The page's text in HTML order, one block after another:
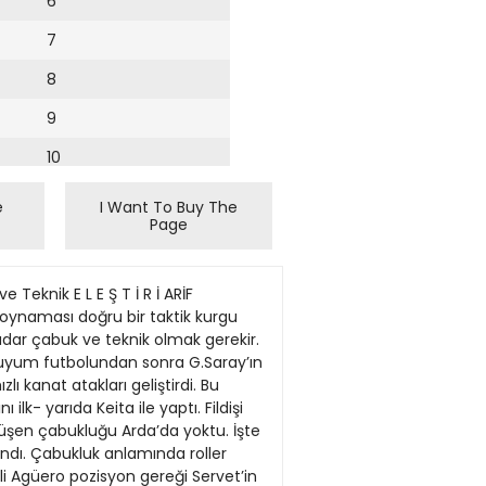
7
8
9
10
14
15
16
17
18
I Want To Buy The
Page
hakeme takıldı G.Saray-A.Madrid maçõnda orta hakem Gianluca Rocchi ve çizgi hakemi Massimiliano Saccani maç boyunca ‘skandal’ denilecek kararlara imza attõ. İtalyan hakemler, 90 dakika süresince kararlarõnõ temsilcimizin aleyhine vererek Sarõ - Kõrmõzõlõ tribünleri, futbolcularõ ve teknik heyeti çõlgõna çevirdi. 79. dakikada A.Madridli Perea’nõn ceza sahasõnda içinde topa elle dokunduğunu göremeyen çizgi hakemi Saccani, pozisyonun içinde olan Caner ve Arda’dan büyük tepki gördü. Perea’nõn oyunda atõlmasõ ve kõrmõzõ kart görmesi gereken pozisyonu es geçen orta hakem Gianluca Rocchi, iki dakika sonra Caner’in rakibine yaptõğõ faul sonrasõ tereddütsüz bir şekilde genç oyuncuya 2. sarõ kartõ göstererek oyundan attõ. Ayrõca maç boyunca sert oynamalarõna karşõn tek bir A.Madridli oyuncunun bile sarõ kart görmemesi, hakemlerin taraflõ bir tutum içinde olduğunu gözler önüne serdi. G.Saray Teknik Direktörü Rijkaard, dün gece verilen kararlar sonrasõ çõlgõna dönerek önce sahaya girdi, sonra da hakemlere büyük tepki gösterdi. Rijkaard, “Penaltı olayı maçın kırılma anıydı. Oraya resmi bir çizgi hakemi koyuyorsunuz, iki metreden pozisyonu göremiyor. Ya görmedi, ya da görmek istemedi. Daha önceki maçımızda gol attık, çizgi hakemi golü vermedi. Artık bu tip pozisyonları görmesi gerekiyordu. Ne yazık ki genel kararlarına bakıldığında, hep bizim aleyhimizeydi. Kafasında şüphe olduğu zaman aleyhimize karar verdi. Bahaneler üretmeyi sevmem. İkinci yarıda bazı oyuncularda yorgunluktan düşüş oldu. Kırılma noktasına geldiğimizde ise penaltımız verilmedi ve maç böyle oldu” dedi. İkinci Başkan Mehmet Helvacı, “Üzgünüz. Bunun temel nedenlerinden biri de futbol adına, çünkü takımımız kötü değildi. Maalesef kötü maç yöneten bir hakem vardı. Onu aşmak mümkün olmadı. Hakem baştan sona çok kötü bir yönetim gösterdi. Sonlardaki penaltı pozisyonu da pul biber ekti ve maalesef turu kaybettik” diye konuştu. G.Saraylõ futbolcu Nei